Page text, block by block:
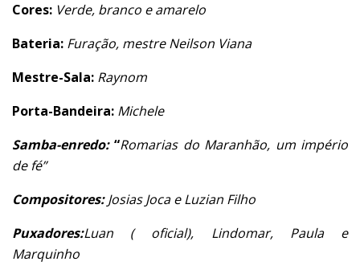
Cores: Verde, branco e amarelo
Bateria: Furação, mestre Neilson Viana
Mestre-Sala: Raynom
Porta-Bandeira: Michele
Samba-enredo:“Romarias do Maranhão, um império
de fé”
Compositores: Josias Joca e Luzian Filho
Puxadores:Luan ( oficial), Lindomar, Paula e
Marquinho